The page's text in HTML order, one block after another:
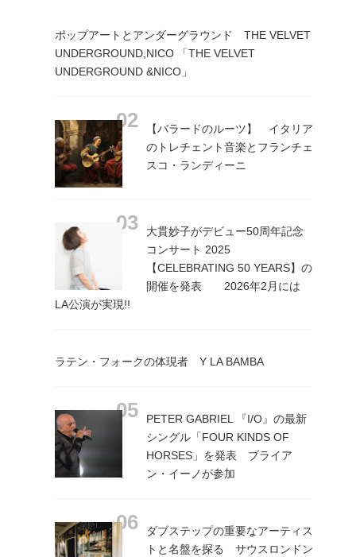
ポップアートとアンダーグラウンド THE VELVET
UNDERGROUND,NICO 「THE VELVET
UNDERGROUND &NICO」
【バラードのルーツ】 イタリア
のトレチェント音楽とフランチェ
スコ・ランディーニ
大貫妙子がデビュー50周年記念
コンサート 2025
【CELEBRATING 50 YEARS】の
開催を発表 2026年2月には
LA公演が実現!!
ラテン・フォークの体現者 Y LA BAMBA
PETER GABRIEL 『I/O』の最新
シングル「FOUR KINDS OF
HORSES」を発表 ブライア
ン・イーノが参加
ダブステップの重要なアーティス
トと名盤を探る サウスロンドン